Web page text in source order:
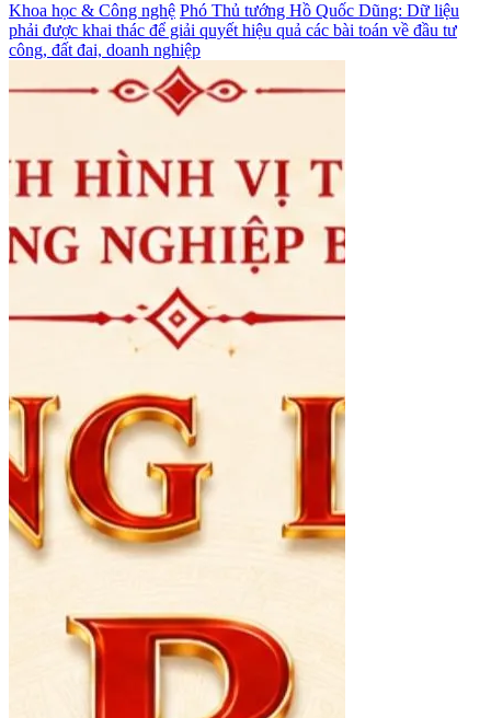
Khoa học & Công nghệ Phó Thủ tướng Hồ Quốc Dũng: Dữ liệu
phải được khai thác để giải quyết hiệu quả các bài toán về đầu tư
công, đất đai, doanh nghiệp